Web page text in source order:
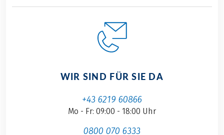
WIR SIND FÜR SIE DA
+43 6219 60866
Mo - Fr: 09:00 - 18:00 Uhr
0800 070 6333